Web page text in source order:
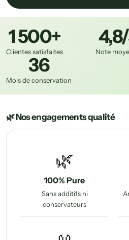
1 500+
Clientes satisfaites Note
36
Mois de conservation
🌿 Nos engagements qualité
🌿
100% Pure
Sans additifs ni
conservateurs